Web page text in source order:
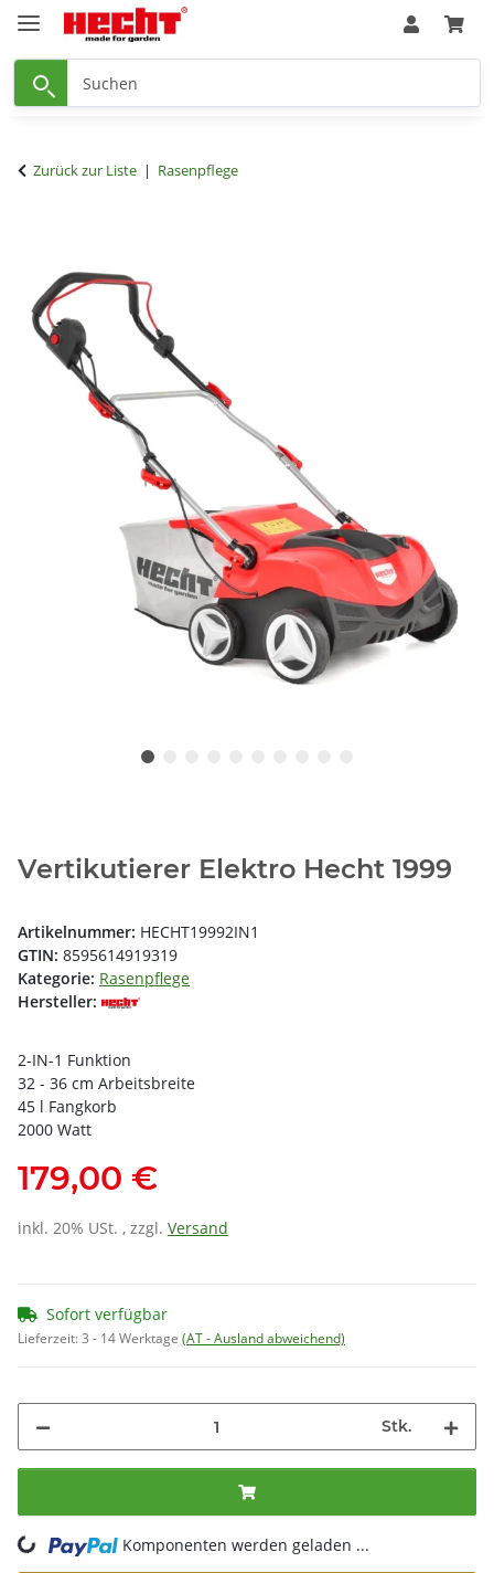
Zurück zur Liste Rasenpflege
Vertikutierer Elektro Hecht 1999
Artikelnummer: HECHT19992IN1
GTIN: 8595614919319
Kategorie: Rasenpflege
Hersteller:
2-IN-1 Funktion
32 - 36 cm Arbeitsbreite
45 l Fangkorb
2000 Watt
179,00 €
inkl. 20% USt. , zzgl. Versand
Sofort verfügbar
Lieferzeit:3 - 14 Werktage (AT - Ausland abweichend)
Stk.
Komponenten werden geladen ...